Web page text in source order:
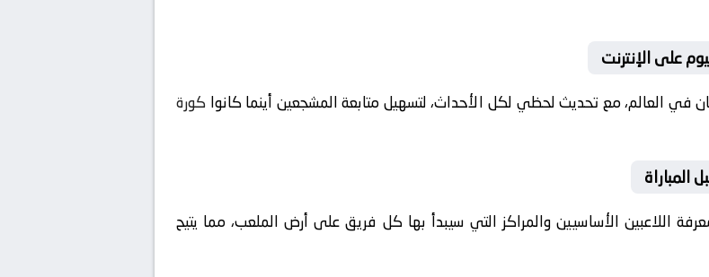
على الإنترنت
في العالم، مع تحديث لحظي لكل الأحداث، لتسهيل متابعة المشجعين أينما كانوا كورة
المباراة
اللاعبين الأساسيين والمراكز التي سيبدأ بها كل فريق على أرض الملعب، مما يتيح